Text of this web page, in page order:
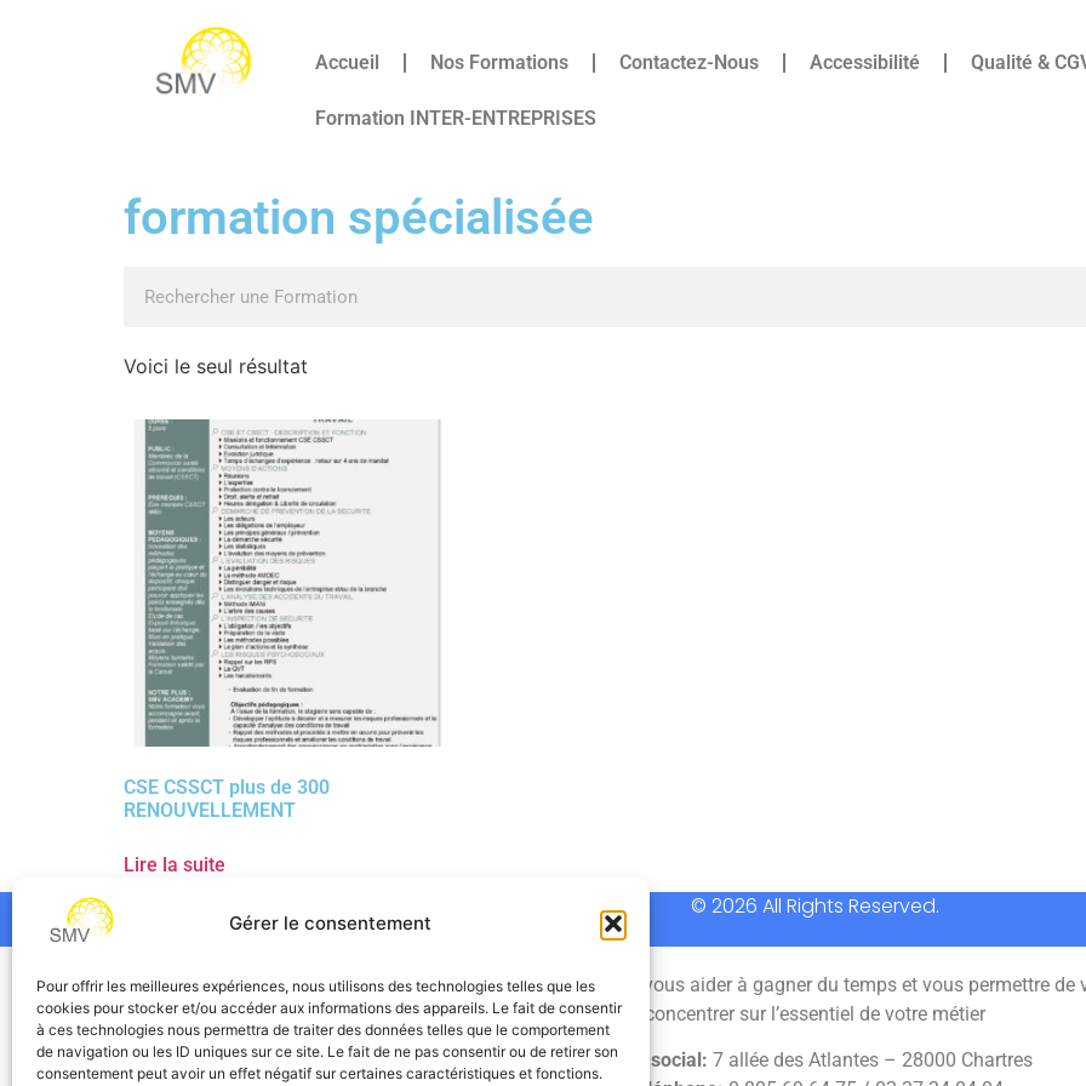
Gérer le consentement
Pour offrir les meilleures expériences, nous utilisons des technologies telles que les
cookies pour stocker et/ou accéder aux informations des appareils. Le fait de consentir
à ces technologies nous permettra de traiter des données telles que le comportement
de navigation ou les ID uniques sur ce site. Le fait de ne pas consentir ou de retirer son
consentement peut avoir un effet négatif sur certaines caractéristiques et fonctions.
Accueil Nos Formations Contactez-Nous Accessibilité Qualité &
Formation INTER-ENTREPRISES
formation spécialisée
Voici le seul résultat
CSE CSSCT plus de 300
RENOUVELLEMENT
Lire la suite
© 2026 All Rights Reserved.
SMV permet de vous aider à gagner du temps et vous permettre de
concentrer sur l’essentiel de votre métier
Siège social: 7 allée des Atlantes – 28000 Chartres